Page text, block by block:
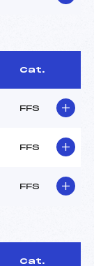
Cat.
FFS
FFS
FFS
Cat.